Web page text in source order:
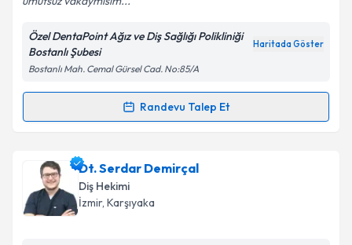
Kişisel verilerimin işlenmesine ilişkin
Aydınlatma
Metni
kapsamda işlenmesini kabul ediyorum.
Takvim Talebini Gönder
Özel DentaPoint Ağız ve Diş Sağlığı Polikliniği
Bostanlı Şubesi
Haritada Göster
Bostanlı Mah. Cemal Gürsel Cad. No:85/A
Randevu Talep Et
Randevu Takvimi Talebi
Dt. Mahmut Boraniçin randevu takvimi talebi
oluşturun. Size bu uzmandan randevu almanız için bir
takvim hazırlandığında e-posta ile bilgilendireceğiz.
Dt. Serdar Demirçal
Diş Hekimi
İzmir, Karşıyaka